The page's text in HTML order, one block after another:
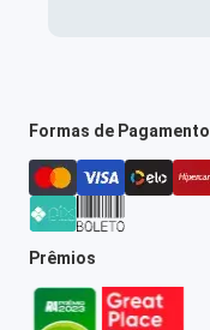
Formas de Pagamento
Prêmios